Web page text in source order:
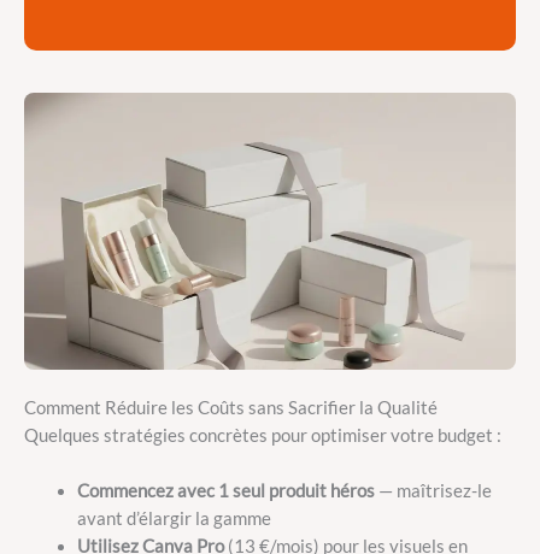
Comment Réduire les Coûts sans Sacrifier la Qualité
Quelques stratégies concrètes pour optimiser votre budget :
Commencez avec 1 seul produit héros— maîtrisez-le
avant d’élargir la gamme
Utilisez Canva Pro(13 €/mois) pour les visuels en